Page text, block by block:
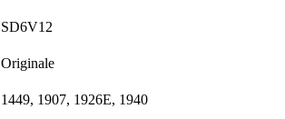
SD6V12
Originale
1449, 1907, 1926E, 1940